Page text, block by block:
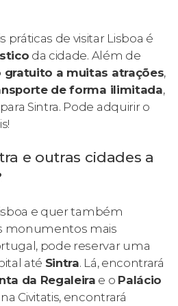
práticas de visitar Lisboa é
da cidade. Além de
gratuito a muitas atrações,
de forma ilimitada,
Sintra. Pode adquirir o
e outras cidades a
e quer também
monumentos mais
pode reservar uma
até Sintra. Lá, encontrará
da Regaleira e o Palácio
Civitatis, encontrará